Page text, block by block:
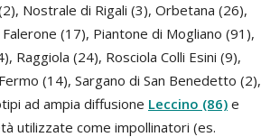
Nostrale di Rigali (3), Orbetana (26),
(17), Piantone di Mogliano (91),
Raggiola (24), Rosciola Colli Esini (9),
(14), Sargano di San Benedetto (2),
ad ampia diffusione Leccino (86) e
utilizzate come impollinatori (es.